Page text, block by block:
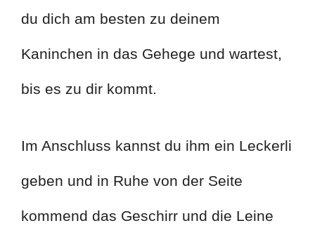
du dich am besten zu deinem
Kaninchen in das Gehege und wartest,
bis es zu dir kommt.
Im Anschluss kannst du ihm ein Leckerli
geben und in Ruhe von der Seite
kommend das Geschirr und die Leine